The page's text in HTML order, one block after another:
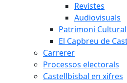
Revistes
Audiovisuals
Patrimoni Cultural
El Capbreu de
Carrerer
Processos electorals
Castellbisbal en xifres